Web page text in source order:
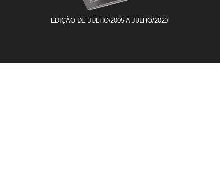
EDIÇÃO DE JULHO/2005 A JULHO/2020